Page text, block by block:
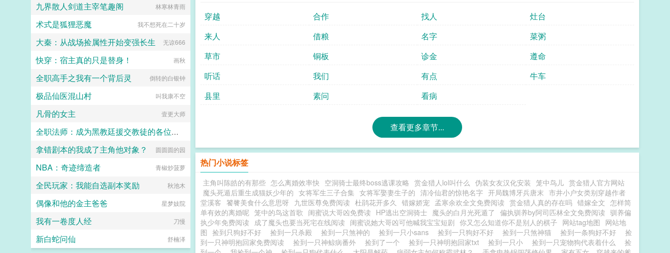
穿越 合作 找人
灶台
来人
借粮 名字
菜粥
草市
铜板 诊金
遵命
听话
我们 有点
牛车
县里
素问 看病
查看更多章节...
热门小说标签
主角叫陈皓的有那些 怎么离婚效率快 空洞骑士最终boss逃课攻略 赏金猎人lol叫什么 伪装女友汉化安装 笼中鸟儿 赏金猎人官方网站
魔头死遁后重生成猫妖少年的 女将军生三子合集 女将军娶妻生子的 清冷仙君的惊艳名字 开局魏博牙兵唐末 市井小户女类别穿越作者
堂溪客 饕餮美食什么意思呀 九世医尊免费阅读 杜鹃花开多久 错嫁娇宠 孟寒余欢全文免费阅读 赏金猎人真的存在吗 错嫁全文 怎样简
单有效的离婚呢 笼中的鸟这首歌 闺蜜说大哥凶免费读 HP逃出空洞骑士 魔头的白月光死遁了 偏执驯养by阿司匹林全文免费阅读 驯养偏
执少年免费阅读 成了魔头也要当死宅在线阅读 闺蜜说她大哥凶可他喊我宝宝短剧 你又怎么知道你不是别人的棋子 网站tag地图 网站地
图 捡到只狗好不好 捡到一只杀殿 捡到一只煞神的 捡到一只小sans 捡到一只狗好不好 捡到一只煞神猫 捡到一条狗好不好
捡
到一只神明抱回家免费阅读
捡到一只神鲸病番外 捡到了一个 捡到一只神明抱回家txt 捡到一只小 捡到一只宠物狗代表着什么
捡
本第五本第六本楚祖怎么样，虽然演
道什么叫边缘角色吗？人气大爆角色
存稿箱吐章节，偶尔抽空改错字2警
拉揪，随机掉落祖哥CG4论坛都会标
简单尝试各种题材的产物，专栏预收
九界散人剑道主宰笔趣阁 林寒林青雨
术式是狐狸恶魔 我不想死在二十岁
大秦：从战场捡属性开始变强长生 无谅666
快穿：宿主真的只是替身！ 画秋
全职高手之我有一个背后灵 倒转的白银钟
极品仙医混山村 叫我康不空
凡骨的女主 壹更大师
全职法师：成为黑教廷援交教徒的各位婊子
小磊子
拿错剧本的我成了主角他对象？ 圆圆圆的园
NBA：奇迹缔造者 青椒炒菠萝
全民玩家：我能自选副本奖励 秋池木
偶像和他的金主爸爸 星梦妓院
我有一卷度人经 刀慢
新白蛇问仙 舒楠泽